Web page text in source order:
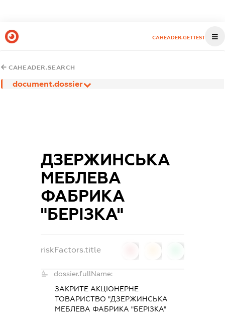
CAHEADER.GETTEST
CAHEADER.SEARCH
document.dossier
ДЗЕРЖИНСЬКА
МЕБЛЕВА
ФАБРИКА
"БЕРІЗКА"
riskFactors.title
dossier.fullName:
ЗАКРИТЕ АКЦІОНЕРНЕ
ТОВАРИСТВО "ДЗЕРЖИНСЬКА
МЕБЛЕВА ФАБРИКА "БЕРІЗКА"